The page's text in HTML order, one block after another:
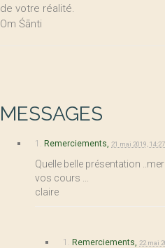
de votre réalité.
Om Śānti
MESSAGES
1. Remerciements, 21 mai 2019, 14:27
Quelle belle présentation
vos cours ...
claire
1. Remerciements, 22 mai